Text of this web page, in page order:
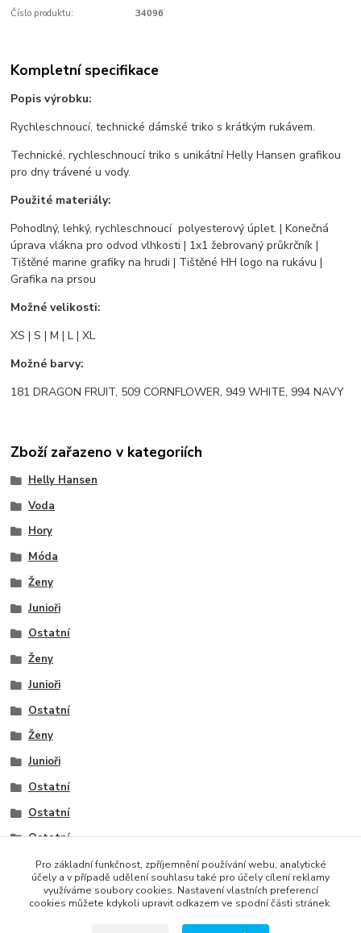
Číslo produktu: 34096
Kompletní specifikace
Popis výrobku:
Rychleschnoucí, technické dámské triko s krátkým rukávem.
Technické, rychleschnoucí triko s unikátní Helly Hansen grafikou
pro dny trávené u vody.
Použité materiály:
Pohodlný, lehký, rychleschnoucí polyesterový úplet. | Konečná
úprava vlákna pro odvod vlhkosti | 1x1 žebrovaný průkrčník |
Tištěné marine grafiky na hrudi | Tištěné HH logo na rukávu |
Grafika na prsou
Možné velikosti:
XS | S | M | L | XL
Možné barvy:
181 DRAGON FRUIT, 509 CORNFLOWER, 949 WHITE, 994 NAVY
Zboží zařazeno v kategoriích
Helly Hansen
Voda
Hory
Móda
Ženy
Junioři
Ostatní
Ženy
Junioři
Ostatní
Ženy
Junioři
Ostatní
Ostatní
Ostatní
Ostatní
Pro základní funkčnost, zpříjemnění používání webu, analytické
účely a v případě udělení souhlasu také pro účely cílení reklamy
využíváme soubory cookies. Nastavení vlastních preferencí
cookies můžete kdykoli upravit odkazem ve spodní části stránek.